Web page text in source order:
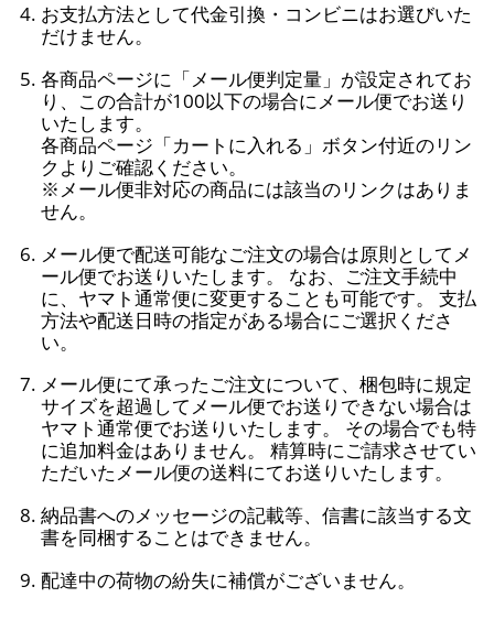
お支払方法として代金引換・コンビニはお選びいた
だけません。
各商品ページに「メール便判定量」が設定されてお
り、この合計が100以下の場合にメール便でお送り
いたします。
各商品ページ「カートに入れる」ボタン付近のリン
クよりご確認ください。
※メール便非対応の商品には該当のリンクはありま
せん。
メール便で配送可能なご注文の場合は原則としてメ
ール便でお送りいたします。 なお、ご注文手続中
に、ヤマト通常便に変更することも可能です。 支払
方法や配送日時の指定がある場合にご選択くださ
い。
メール便にて承ったご注文について、梱包時に規定
サイズを超過してメール便でお送りできない場合は
ヤマト通常便でお送りいたします。 その場合でも特
に追加料金はありません。 精算時にご請求させてい
ただいたメール便の送料にてお送りいたします。
納品書へのメッセージの記載等、信書に該当する文
書を同梱することはできません。
配達中の荷物の紛失に補償がございません。